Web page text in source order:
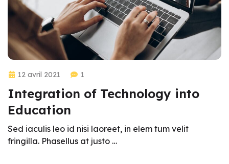
12 avril 2021 1
Integration of Technology into
Education
Sed iaculis leo id nisi laoreet, in elem tum velit
fringilla. Phasellus at justo …